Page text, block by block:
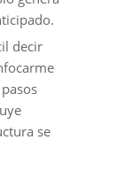
decir
se